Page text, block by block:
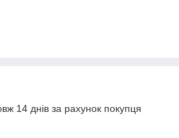
14 днів за рахунок покупця